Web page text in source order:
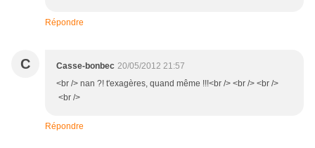
Répondre
C Casse-bonbec 20/05/2012 21:57
<br /> nan ?! t'exagères, quand même !!!<br /> <br /> <br />
<br />
Répondre